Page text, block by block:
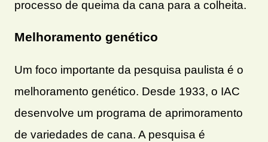
processo de queima da cana para a colheita.
Melhoramento genético
Um foco importante da pesquisa paulista é o
melhoramento genético. Desde 1933, o IAC
desenvolve um programa de aprimoramento
de variedades de cana. A pesquisa é